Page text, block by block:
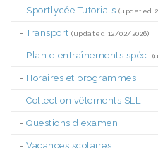
- Sportlycée Tutorials (updated
-Transport (updated 12/02/2026)
- Plan d'entraînements spéc.
- Horaires et programmes
- Collection vêtements SLL
- Questions d'examen
- Vacances scolaires